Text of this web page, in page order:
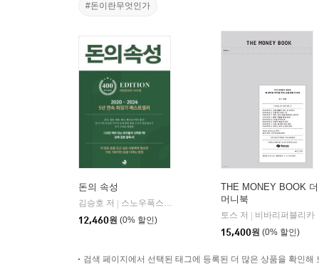
#돈이란무엇인가
돈의 속성
김승호 저
스노우폭스북스
12,460원 (0% 할인)
THE MONEY BOOK 더
머니북
토스 저
비바리퍼블리카
15,400원 (0% 할인)
검색 페이지에서 선택된 태그에 등록된 더 많은 상품을 확인해